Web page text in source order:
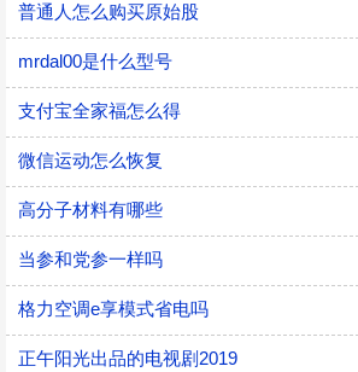
普通人怎么购买原始股
mrdal00是什么型号
支付宝全家福怎么得
微信运动怎么恢复
高分子材料有哪些
当参和党参一样吗
格力空调e享模式省电吗
正午阳光出品的电视剧2019